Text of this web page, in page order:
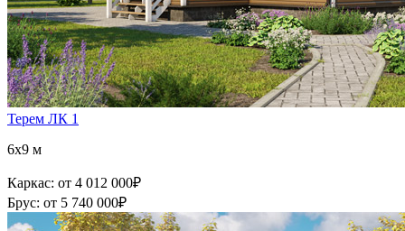
Терем ЛК 1
6x9 м
Каркас: от 4 012 000₽
Брус: от 5 740 000₽